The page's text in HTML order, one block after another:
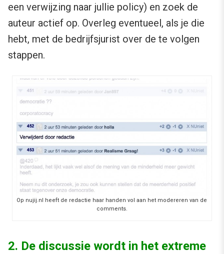
een verwijzing naar jullie policy) en zoek de
auteur actief op. Overleg eventueel, als je die
hebt, met de bedrijfsjurist over de te volgen
stappen.
Op nujij.nl heeft de redactie haar handen vol aan het modereren van de
comments.
2. De discussie wordt in het extreme